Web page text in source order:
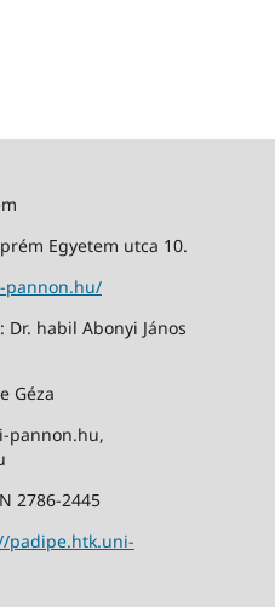
Egyetem utca 10.
habil Abonyi János
Géza
pannon.hu,
2786-2445
padipe.htk.uni-